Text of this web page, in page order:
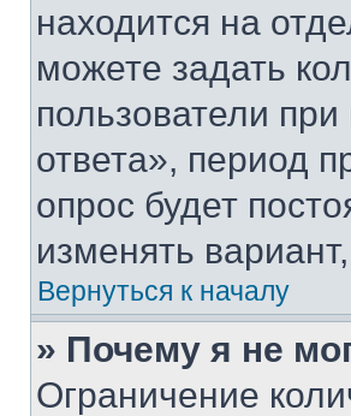
находится на
можете задать
пользователи
ответа», период
опрос будет
изменять
Вернуться к началу
» Почему я не
Ограничение